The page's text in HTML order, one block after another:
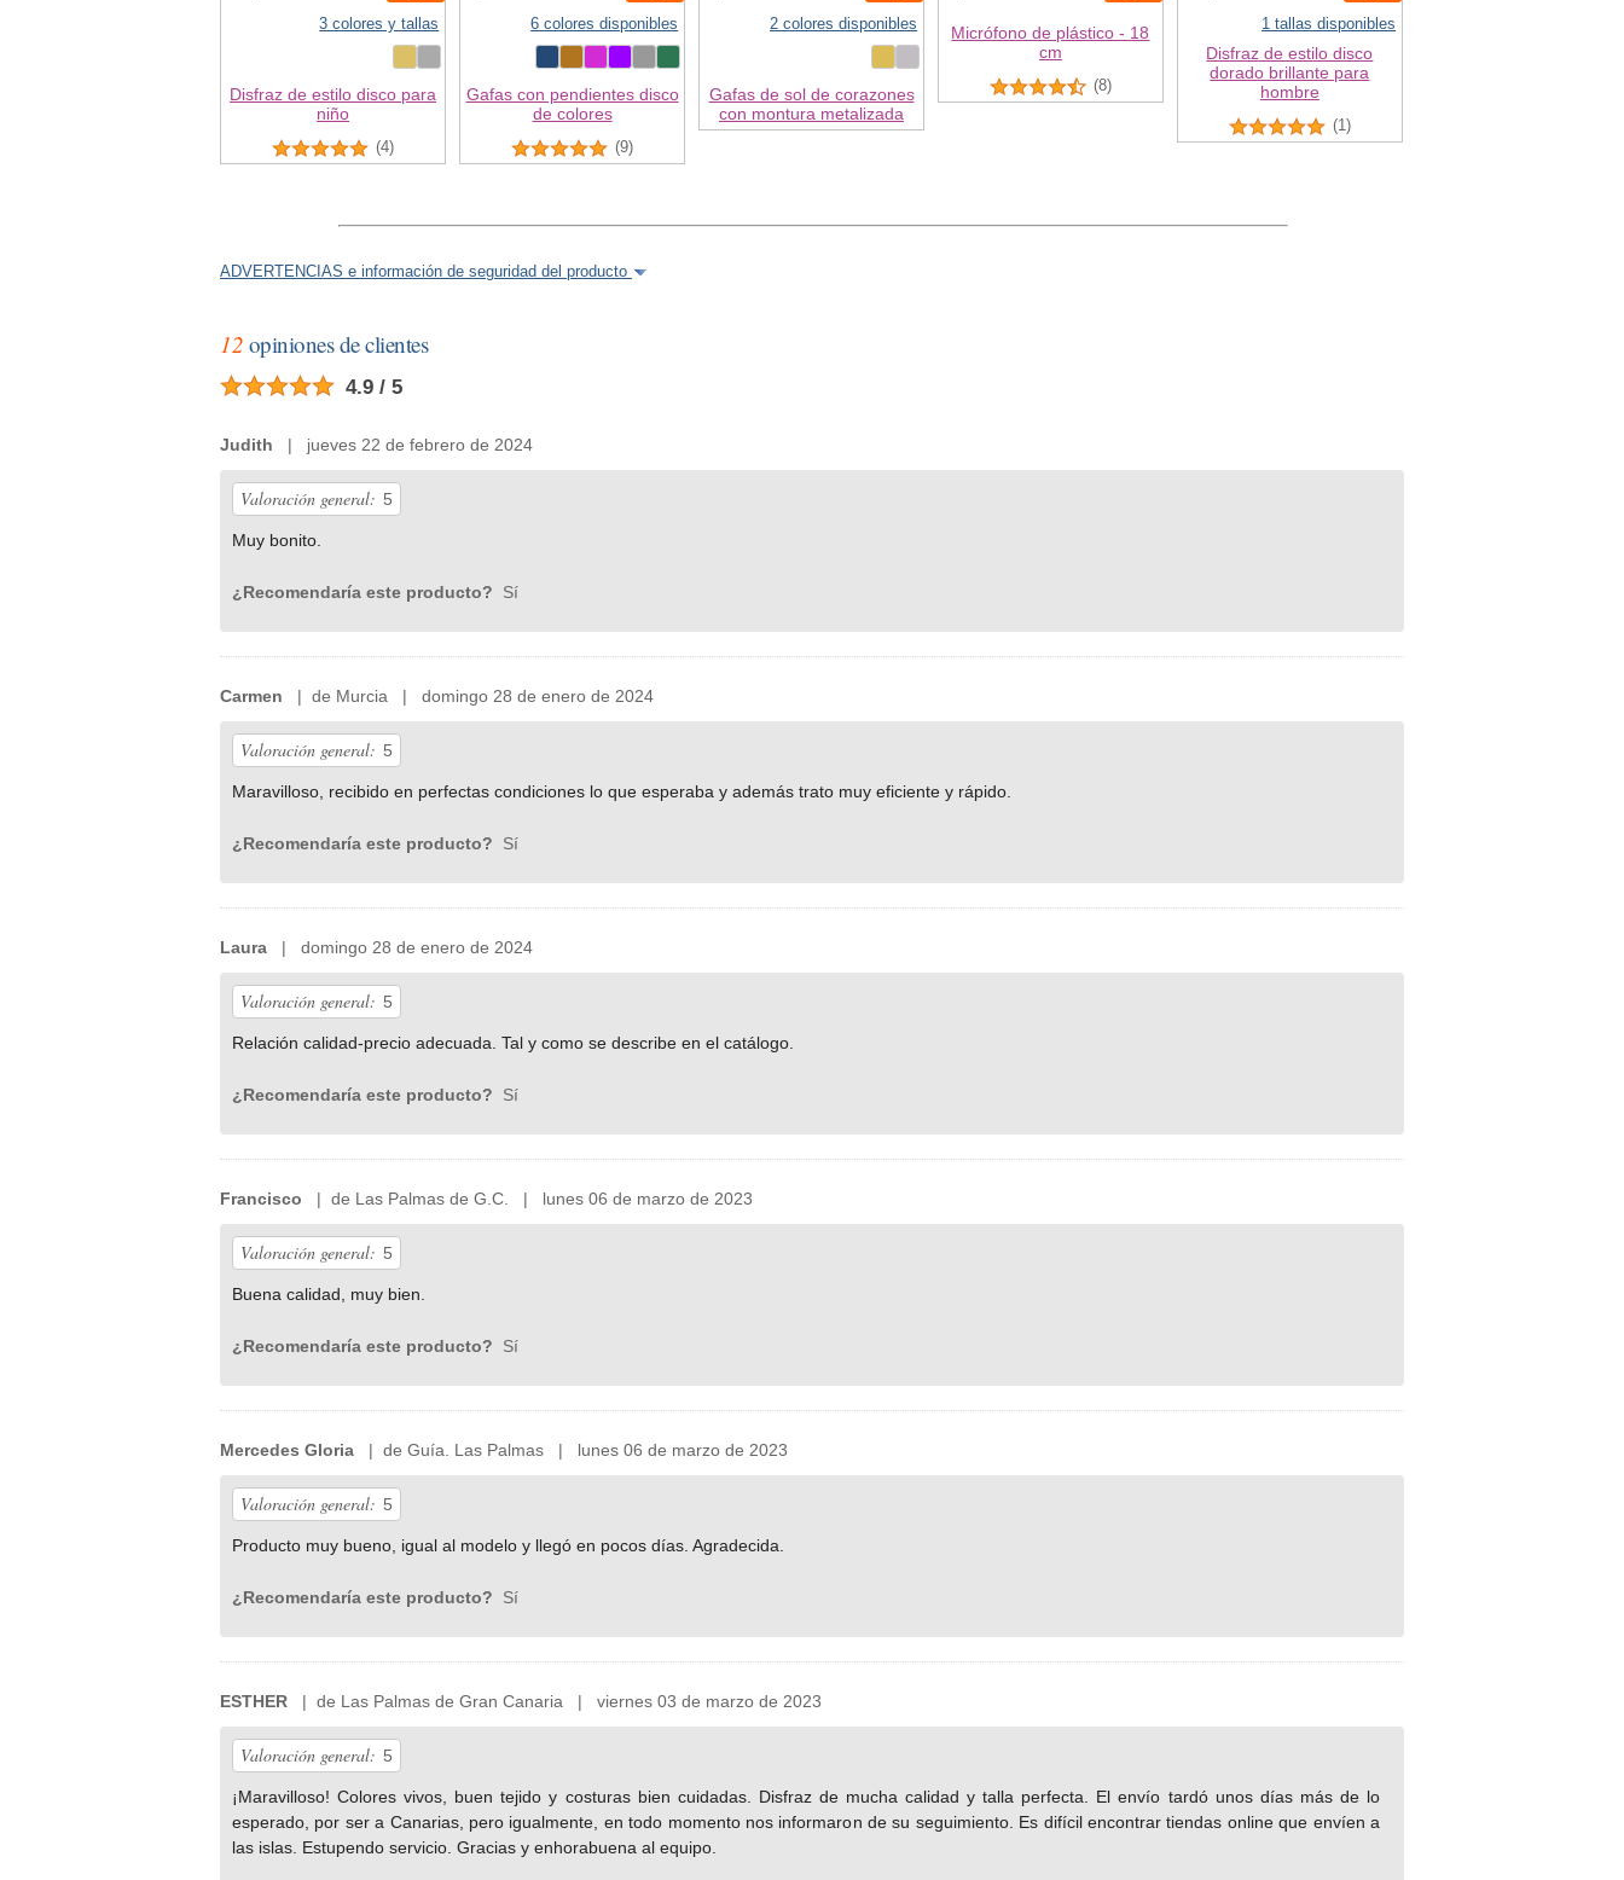
3 colores y tallas
Disfraz de estilo disco para
niño
(4)
6 colores disponibles
Gafas con pendientes disco
de colores
(9)
2 colores disponibles
Gafas de sol de corazones
con montura metalizada
Micrófono de plástico - 18
cm
(8)
1 tallas disponibles
Disfraz de estilo disco
dorado brillante para
hombre
(1)
ADVERTENCIAS e información de seguridad del producto
12 opiniones de clientes
4.9 / 5
Judith | jueves 22 de febrero de 2024
Valoración general: 5
Muy bonito.
¿Recomendaría este producto? Sí
Carmen | de Murcia | domingo 28 de enero de 2024
Valoración general: 5
Maravilloso, recibido en perfectas condiciones lo que esperaba y además trato muy eficiente y rápido.
¿Recomendaría este producto? Sí
Laura | domingo 28 de enero de 2024
Valoración general: 5
Relación calidad-precio adecuada. Tal y como se describe en el catálogo.
¿Recomendaría este producto? Sí
Francisco | de Las Palmas de G.C. | lunes 06 de marzo de 2023
Valoración general: 5
Buena calidad, muy bien.
¿Recomendaría este producto? Sí
Mercedes Gloria | de Guía. Las Palmas | lunes 06 de marzo de 2023
Valoración general: 5
Producto muy bueno, igual al modelo y llegó en pocos días. Agradecida.
¿Recomendaría este producto? Sí
ESTHER | de Las Palmas de Gran Canaria | viernes 03 de marzo de 2023
Valoración general: 5
¡Maravilloso! Colores vivos, buen tejido y costuras bien cuidadas. Disfraz de mucha calidad y talla perfecta. El envío tardó unos días más de lo
esperado, por ser a Canarias, pero igualmente, en todo momento nos informaron de su seguimiento. Es difícil encontrar tiendas online que envíen a
las islas. Estupendo servicio. Gracias y enhorabuena al equipo.